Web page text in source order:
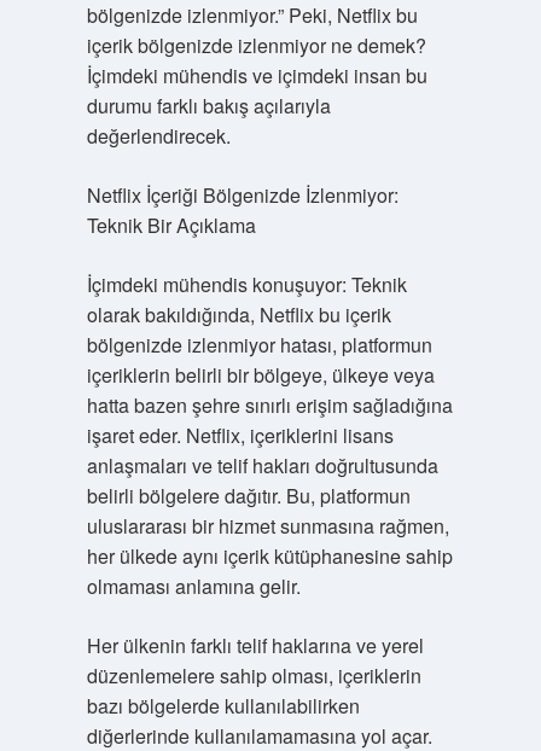
bölgenizde izlenmiyor.” Peki, Netflix bu
içerik bölgenizde izlenmiyor ne demek?
İçimdeki mühendis ve içimdeki insan bu
durumu farklı bakış açılarıyla
değerlendirecek.
Netflix İçeriği Bölgenizde İzlenmiyor:
Teknik Bir Açıklama
İçimdeki mühendis konuşuyor: Teknik
olarak bakıldığında, Netflix bu içerik
bölgenizde izlenmiyor hatası, platformun
içeriklerin belirli bir bölgeye, ülkeye veya
hatta bazen şehre sınırlı erişim sağladığına
işaret eder. Netflix, içeriklerini lisans
anlaşmaları ve telif hakları doğrultusunda
belirli bölgelere dağıtır. Bu, platformun
uluslararası bir hizmet sunmasına rağmen,
her ülkede aynı içerik kütüphanesine sahip
olmaması anlamına gelir.
Her ülkenin farklı telif haklarına ve yerel
düzenlemelere sahip olması, içeriklerin
bazı bölgelerde kullanılabilirken
diğerlerinde kullanılamamasına yol açar.